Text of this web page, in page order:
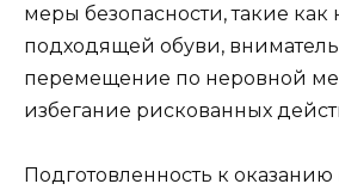
меры безопасности, такие
подходящей обуви,
перемещение по неровной
избегание рискованных
Подготовленность к